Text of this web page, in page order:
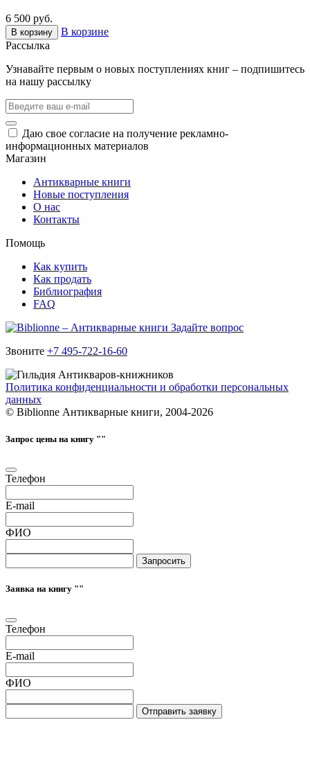
6 500 руб.
В корзину
В корзине
Рассылка
Узнавайте первым о новых поступлениях книг – подпишитесь
на нашу рассылку
Даю свое согласие на получение рекламно-
информационных материалов
Магазин
Антикварные книги
Новые поступления
О нас
Контакты
Помощь
Как купить
Как продать
Библиография
FAQ
Задайте вопрос
Звоните +7 495-722-16-60
Политика конфиденциальности и обработки персональных
данных
© Biblionne Антикварные книги, 2004-2026
Запрос цены на книгу ""
Телефон
E-mail
ФИО
Запросить
Заявка на книгу ""
Телефон
E-mail
ФИО
Отправить заявку